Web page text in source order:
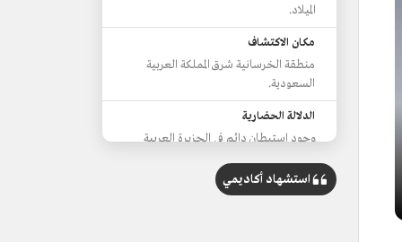
الميلاد.
مكان الاكتشاف
منطقة الخرسانية شرق المملكة العربية
السعودية.
الدلالة الحضارية
وجود استيطان دائم في الجزيرة العربية
استشهاد أكاديمي